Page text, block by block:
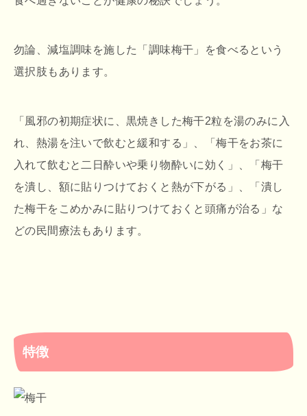
勿論、減塩調味を施した「調味梅干」を食べるという
選択肢もあります。
「風邪の初期症状に、黒焼きした梅干2粒を湯のみに入
れ、熱湯を注いで飲むと緩和する」、「梅干をお茶に
入れて飲むと二日酔いや乗り物酔いに効く」、「梅干
を潰し、額に貼りつけておくと熱が下がる」、「潰し
た梅干をこめかみに貼りつけておくと頭痛が治る」な
どの民間療法もあります。
特徴